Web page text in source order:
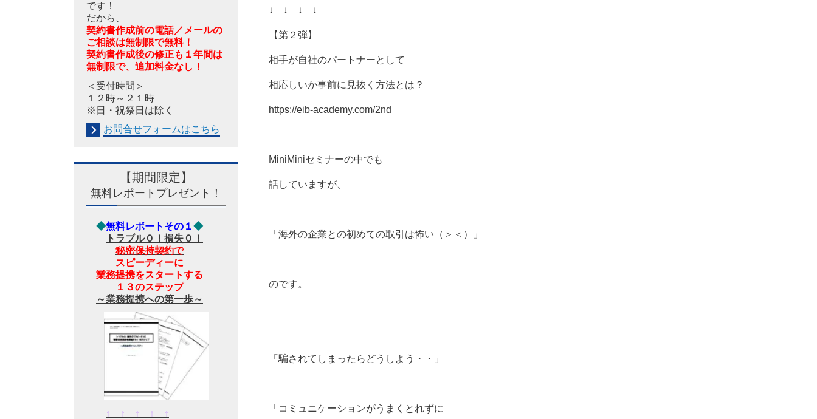
↓ ↓ ↓ ↓
【第２弾】
相手が自社のパートナーとして
相応しいか事前に見抜く方法とは？
https://eib-academy.com/2nd
MiniMiniセミナーの中でも
話していますが、
「海外の企業との初めての取引は怖い（＞＜）」
のです。
「騙されてしまったらどうしよう・・」
「コミュニケーションがうまくとれずに
です！
だから、
契約書作成前の電話／メールの
ご相談は無制限で無料！
契約書作成後の修正も１年間は
無制限で、追加料金なし！
＜受付時間＞
１２時～２１時
※日・祝祭日は除く
お問合せフォームはこちら
【期間限定】
無料レポートプレゼント！
◆無料レポートその１◆
トラブル０！損失０！
秘密保持契約で
スピーディーに
業務提携をスタートする
１３のステップ
～業務提携への第一歩～
↑ ↑ ↑ ↑ ↑